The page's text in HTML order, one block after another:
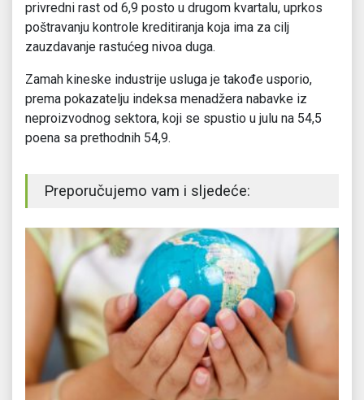
privredni rast od 6,9 posto u drugom kvartalu, uprkos
poštravanju kontrole kreditiranja koja ima za cilj
zauzdavanje rastućeg nivoa duga.
Zamah kineske industrije usluga je takođe usporio,
prema pokazatelju indeksa menadžera nabavke iz
neproizvodnog sektora, koji se spustio u julu na 54,5
poena sa prethodnih 54,9.
Preporučujemo vam i sljedeće: